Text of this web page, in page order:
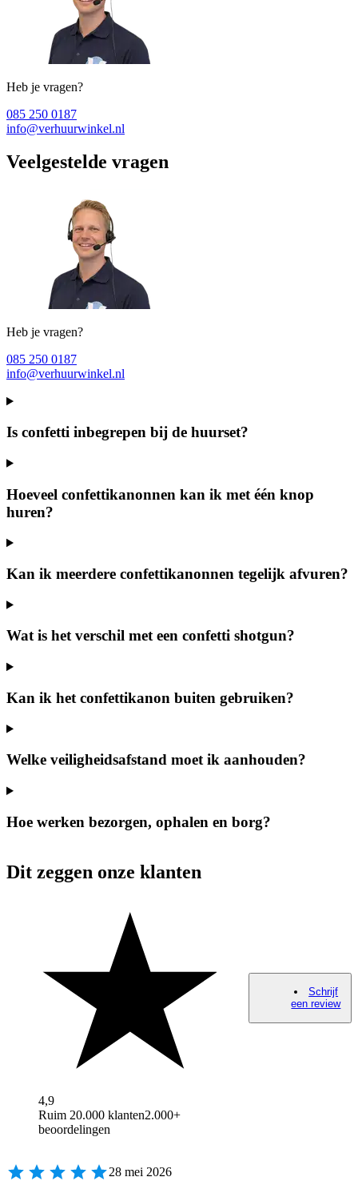
Heb je vragen?
085 250 0187
info@verhuurwinkel.nl
Veelgestelde vragen
Heb je vragen?
085 250 0187
info@verhuurwinkel.nl
Is confetti inbegrepen bij de huurset?
Hoeveel confettikanonnen kan ik met één knop
huren?
Kan ik meerdere confettikanonnen tegelijk afvuren?
Wat is het verschil met een confetti shotgun?
Kan ik het confettikanon buiten gebruiken?
Welke veiligheidsafstand moet ik aanhouden?
Hoe werken bezorgen, ophalen en borg?
Dit zeggen onze klanten
4,9
Ruim 20.000 klanten2.000+
beoordelingen
Schrijf
een review
28 mei 2026